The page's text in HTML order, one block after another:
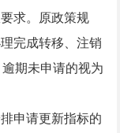
求。原政策规
完成转移、注销
期未申请的视为
申请更新指标的